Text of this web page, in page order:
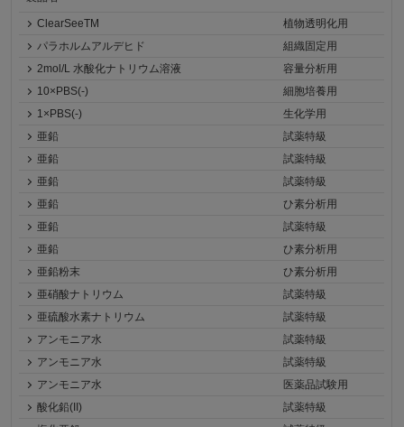
ClearSeeTM
植物透明化用
パラホルムアルデヒド
組織固定用
2mol/L 水酸化ナトリウム溶液
容量分析用
10×PBS(-)
細胞培養用
1×PBS(-)
生化学用
亜鉛
試薬特級
亜鉛
試薬特級
亜鉛
試薬特級
亜鉛
ひ素分析用
亜鉛
試薬特級
亜鉛
ひ素分析用
亜鉛粉末
ひ素分析用
亜硝酸ナトリウム
試薬特級
亜硫酸水素ナトリウム
試薬特級
アンモニア水
試薬特級
アンモニア水
試薬特級
アンモニア水
医薬品試験用
酸化鉛(II)
試薬特級